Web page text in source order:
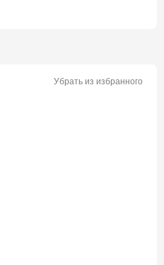
Убрать из избранного